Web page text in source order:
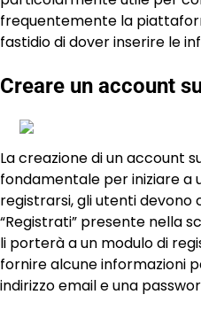
frequentemente la
fastidio di dover inserire le
Creare un account
La creazione di un account
fondamentale per iniziare a
registrarsi, gli utenti devono
“Registrati” presente nella
li porterà a un modulo di
fornire alcune informazioni
indirizzo email e una